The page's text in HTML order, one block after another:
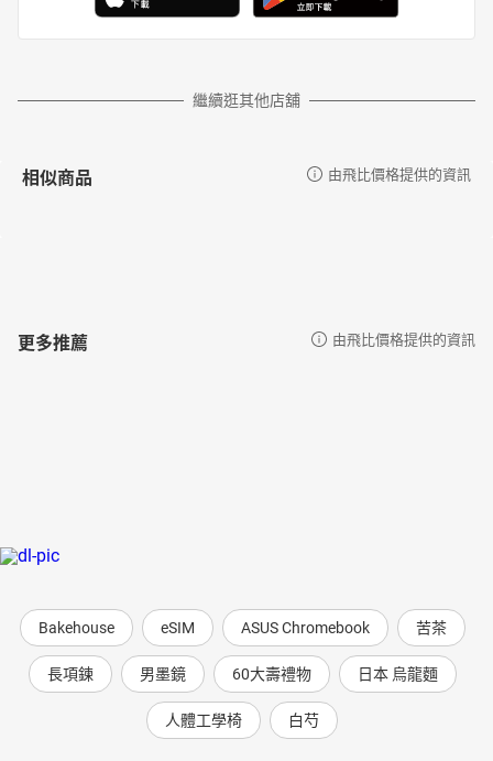
繼續逛其他店舖
相似商品 由飛比價格提供的資訊
更多推薦 由飛比價格提供的資訊
Bakehouse eSIM ASUS Chromebook 苦茶
長項鍊 男墨鏡 60大壽禮物 日本 烏龍麵
人體工學椅 白芍